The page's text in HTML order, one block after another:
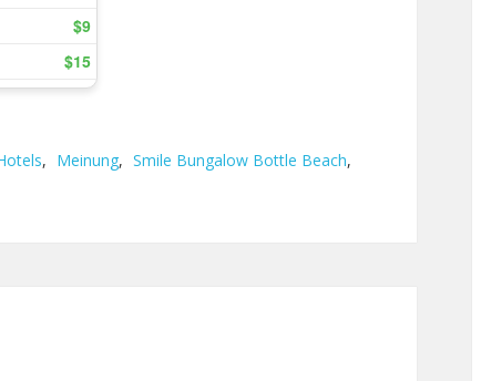
, Meinung, Smile Bungalow Bottle Beach,